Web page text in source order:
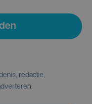
redactie,